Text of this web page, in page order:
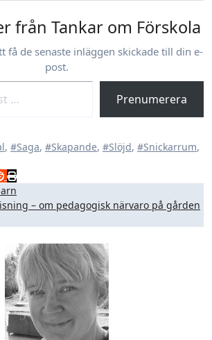
från Tankar om Förskola
post.
Prenumerera
, #Saga, #Skapande, #Slöjd, #Snickarrum,
– om pedagogisk närvaro på gården